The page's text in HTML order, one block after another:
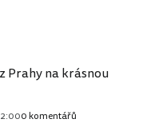
Prahy na krásnou
0 komentářů